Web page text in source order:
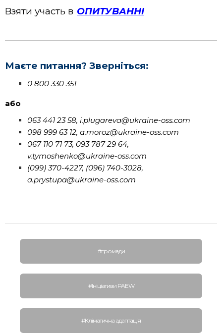
Взяти участь в ОПИТУВАННІ
Маєте питання? Зверніться:
0 800 330 351
або
063 441 23 58, i.plugareva@ukraine-oss.com
098 999 63 12, a.moroz@ukraine-oss.com
067 110 71 73, 093 787 29 64,
v.tymoshenko@ukraine-oss.com
(099) 370-4227, (096) 740-3028,
a.prystupa@ukraine-oss.com
#громади
#Ініціативи PAEW
#Кліматична адаптація